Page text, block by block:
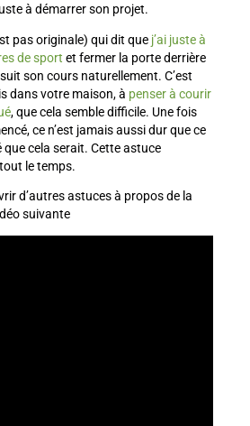
à démarrer son projet.
pas originale) qui dit que j’ai juste à
de sport et fermer la porte derrière
son cours naturellement. C’est
dans votre maison, à penser à courir
, que cela semble difficile. Une fois
ce n’est jamais aussi dur que ce
que cela serait. Cette astuce
le temps.
d’autres astuces à propos de la
suivante